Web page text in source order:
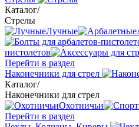
Каталог/
Стрелы
Лучные
пистолетов
Перейти в раздел
Наконечники для стрел
Каталог/
Наконечники для стрел
Охотничьи
Перейти в раздел